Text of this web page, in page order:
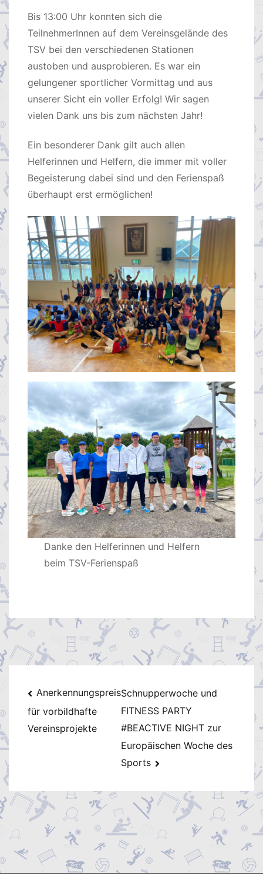
Bis 13:00 Uhr konnten sich die
TeilnehmerInnen auf dem Vereinsgelände des
TSV bei den verschiedenen Stationen
austoben und ausprobieren. Es war ein
gelungener sportlicher Vormittag und aus
unserer Sicht ein voller Erfolg! Wir sagen
vielen Dank uns bis zum nächsten Jahr!
Ein besonderer Dank gilt auch allen
Helferinnen und Helfern, die immer mit voller
Begeisterung dabei sind und den Ferienspaß
überhaupt erst ermöglichen!
Danke den Helferinnen und Helfern
beim TSV-Ferienspaß
Beitragsnavigation
Anerkennungspreis
für vorbildhafte
Vereinsprojekte
Schnupperwoche und
FITNESS PARTY
#BEACTIVE NIGHT zur
Europäischen Woche des
Sports